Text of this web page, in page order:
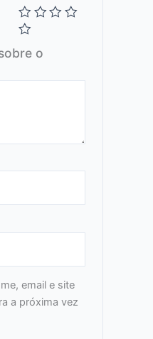
o
email e site
a próxima vez